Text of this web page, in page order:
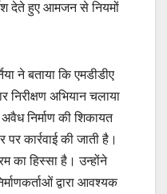
देते हुए आमजन से नियमों
ने बताया कि एमडीडीए
निरीक्षण अभियान चलाया
निर्माण की शिकायत
कार्रवाई की जाती है।
का हिस्सा है। उन्होंने
द्वारा आवश्यक